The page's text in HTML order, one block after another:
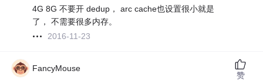
4G 8G 不要开 dedup， arc cache也设置很小就是
了， 不需要很多内存。
2016-11-23
FancyMouse
赞